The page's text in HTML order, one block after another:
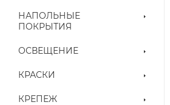
НАПОЛЬНЫЕ
ПОКРЫТИЯ
ОСВЕЩЕНИЕ
КРАСКИ
КРЕПЕЖ